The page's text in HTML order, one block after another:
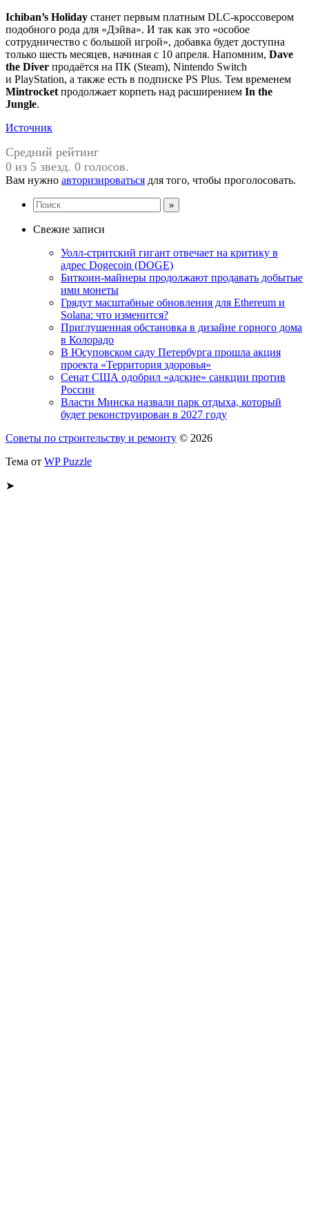
Ichiban’s Holiday станет первым платным DLC-кроссовером
подобного рода для «Дэйва». И так как это «особое
сотрудничество с большой игрой», добавка будет доступна
только шесть месяцев, начиная с 10 апреля. Напомним, Dave
the Diver продаётся на ПК (Steam), Nintendo Switch
и PlayStation, а также есть в подписке PS Plus. Тем временем
Mintrocket продолжает корпеть над расширением In the
Jungle.
Источник
Средний рейтинг
0 из 5 звезд. 0 голосов.
Вам нужно авторизироваться для того, чтобы проголосовать.
Свежие записи
Уолл-стритский гигант отвечает на критику в
адрес Dogecoin (DOGE)
Биткоин-майнеры продолжают продавать добытые
ими монеты
Грядут масштабные обновления для Ethereum и
Solana: что изменится?
Приглушенная обстановка в дизайне горного дома
в Колорадо
В Юсуповском саду Петербурга прошла акция
проекта «Территория здоровья»
Сенат США одобрил «адские» санкции против
России
Власти Минска назвали парк отдыха, который
будет реконструирован в 2027 году
Советы по строительству и ремонту © 2026
Тема от WP Puzzle
➤